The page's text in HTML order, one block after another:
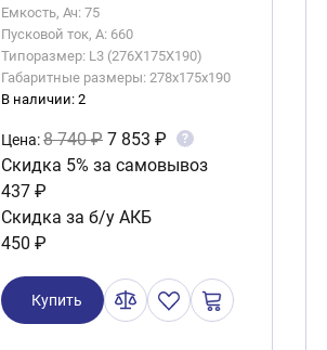
Емкость, Ач: 75
Пусковой ток, А: 660
Типоразмер: L3 (276X175X190)
Габаритные размеры: 278x175x190
В наличии: 2
Цена:8 740 ₽ 7 853 ₽ ?
Скидка 5% за самовывоз
437 ₽
Скидка за б/у АКБ
450 ₽
Купить